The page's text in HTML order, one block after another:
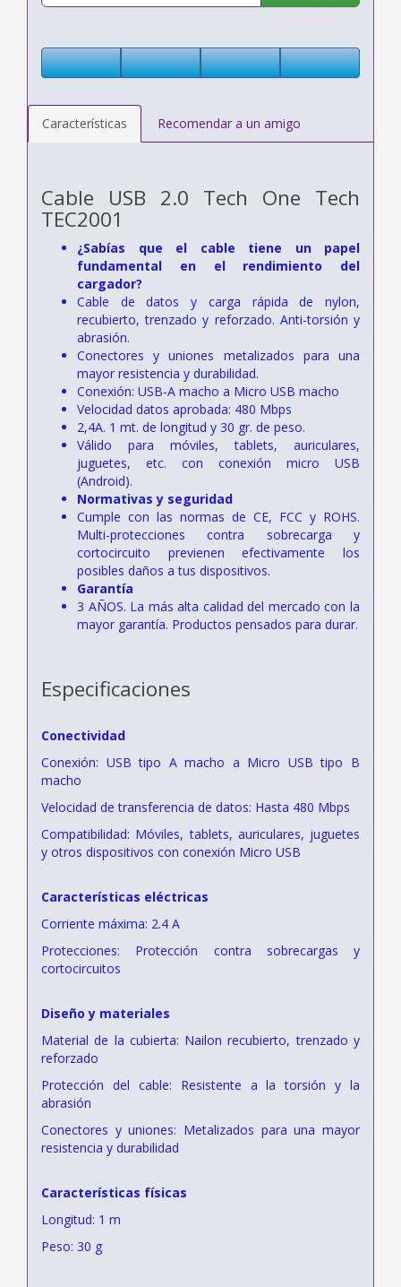
Características Recomendar a un amigo
Cable USB 2.0 Tech One Tech
TEC2001
¿Sabías que el cable tiene un papel
fundamental en el rendimiento del
cargador?
Cable de datos y carga rápida de nylon,
recubierto, trenzado y reforzado. Anti-torsión y
abrasión.
Conectores y uniones metalizados para una
mayor resistencia y durabilidad.
Conexión: USB-A macho a Micro USB macho
Velocidad datos aprobada: 480 Mbps
2,4A. 1 mt. de longitud y 30 gr. de peso.
Válido para móviles, tablets, auriculares,
juguetes, etc. con conexión micro USB
(Android).
Normativas y seguridad
Cumple con las normas de CE, FCC y ROHS.
Multi-protecciones contra sobrecarga y
cortocircuito previenen efectivamente los
posibles daños a tus dispositivos.
Garantía
3 AÑOS. La más alta calidad del mercado con la
mayor garantía. Productos pensados para durar.
Especificaciones
Conectividad
Conexión: USB tipo A macho a Micro USB tipo B
macho
Velocidad de transferencia de datos: Hasta 480 Mbps
Compatibilidad: Móviles, tablets, auriculares, juguetes
y otros dispositivos con conexión Micro USB
Características eléctricas
Corriente máxima: 2.4 A
Protecciones: Protección contra sobrecargas y
cortocircuitos
Diseño y materiales
Material de la cubierta: Nailon recubierto, trenzado y
reforzado
Protección del cable: Resistente a la torsión y la
abrasión
Conectores y uniones: Metalizados para una mayor
resistencia y durabilidad
Características físicas
Longitud: 1 m
Peso: 30 g